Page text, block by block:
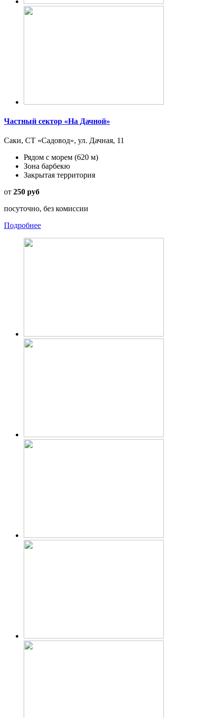
Частный сектор «На Дачной»
Саки, СТ «Садовод», ул. Дачная, 11
Рядом с морем (620 м)
Зона барбекю
Закрытая территория
от 250 руб
посуточно, без комиссии
Подробнее